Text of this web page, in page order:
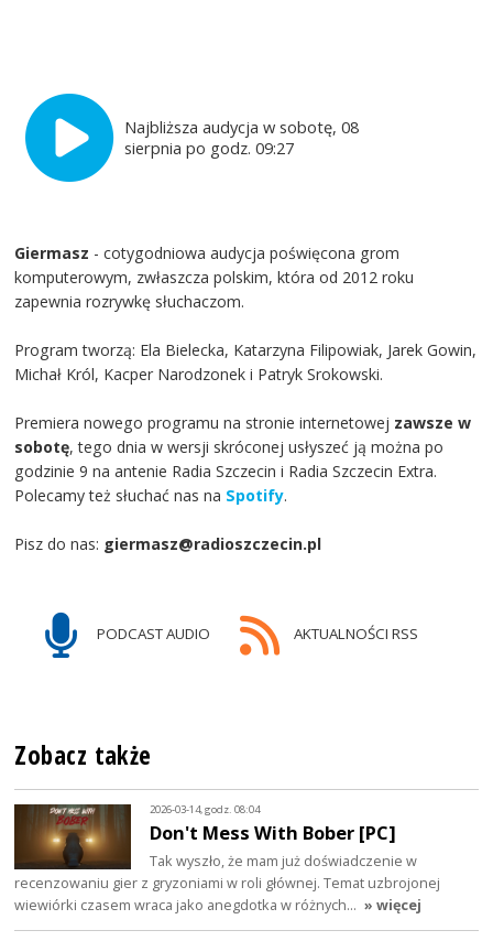
Najbliższa audycja w sobotę, 08
sierpnia po godz. 09:27
Giermasz - cotygodniowa audycja poświęcona grom
komputerowym, zwłaszcza polskim, która od 2012 roku
zapewnia rozrywkę słuchaczom.
Program tworzą: Ela Bielecka, Katarzyna Filipowiak, Jarek Gowin,
Michał Król, Kacper Narodzonek i Patryk Srokowski.
Premiera nowego programu na stronie internetowej zawsze w
sobotę, tego dnia w wersji skróconej usłyszeć ją można po
godzinie 9 na antenie Radia Szczecin i Radia Szczecin Extra.
Polecamy też słuchać nas na Spotify.
Pisz do nas: giermasz@radioszczecin.pl
PODCAST AUDIO AKTUALNOŚCI RSS
Zobacz także
2026-03-14, godz. 08:04
Don't Mess With Bober [PC]
Tak wyszło, że mam już doświadczenie w
recenzowaniu gier z gryzoniami w roli głównej. Temat uzbrojonej
wiewiórki czasem wraca jako anegdotka w różnych… » więcej